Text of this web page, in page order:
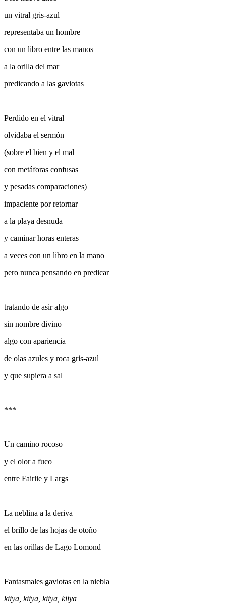
un vitral gris-azul
representaba un hombre
con un libro entre las manos
a la orilla del mar
predicando a las gaviotas
Perdido en el vitral
olvidaba el sermón
(sobre el bien y el mal
con metáforas confusas
y pesadas comparaciones)
impaciente por retornar
a la playa desnuda
y caminar horas enteras
a veces con un libro en la mano
pero nunca pensando en predicar
tratando de asir algo
sin nombre divino
algo con apariencia
de olas azules y roca gris-azul
y que supiera a sal
***
Un camino rocoso
y el olor a fuco
entre Fairlie y Largs
La neblina a la deriva
el brillo de las hojas de otoño
en las orillas de Lago Lomond
Fantasmales gaviotas en la niebla
kiiya, kiiya, kiiya, kiiya